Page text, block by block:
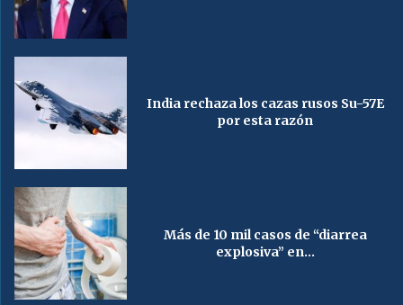
India rechaza los cazas rusos Su-57E
por esta razón
Más de 10 mil casos de “diarrea
explosiva” en...